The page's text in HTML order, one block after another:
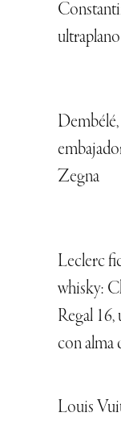
ultraplano
Zegna
Leclerc
whisky:
Regal 16,
con alma
Louis